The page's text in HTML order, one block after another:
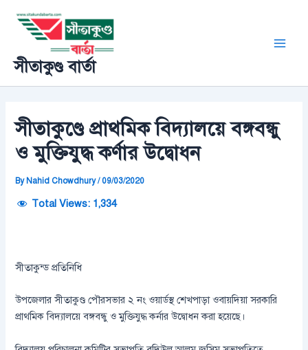
content
সীতাকুণ্ড বার্তা
সীতাকুণ্ডে প্রাথমিক বিদ্যালয়ে বঙ্গবন্ধু
ও মুক্তিযুদ্ধ কর্ণার উদ্বোধন
By Nahid Chowdhury/ 09/03/2020
Total Views: 1,334
সীতাকুন্ড প্রতিনিধি
উপজেলার সীতাকুণ্ড পৌরসভার ২ নং ওয়ার্ডস্থ শেখপাড়া ওবায়দিয়া সরকারি
প্রাথমিক বিদ্যালয়ে বঙ্গবন্ধু ও মুক্তিযুদ্ধ কর্নার উদ্বোধন করা হয়েছে।
navigation